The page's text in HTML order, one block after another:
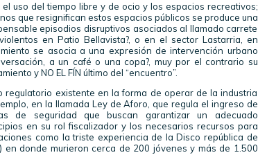
uso del tiempo libre y de ocio y los espacios recreativos;
que resignifican estos espacios públicos se produce una
episodios disruptivos asociados al llamado carrete
en Patio Bellavista?, o en el sector Lastarria, en
se asocia a una expresión de intervención urbano
a un café o una copa?, muy por el contrario su
y NO EL FÍN último del “encuentro”.
existente en la forma de operar de la industria
en la llamada Ley de Aforo, que regula el ingreso de
de seguridad que buscan garantizar un adecuado
en su rol fiscalizador y los necesarios recursos para
como la triste experiencia de la Disco república de
donde murieron cerca de 200 jóvenes y más de 1.500